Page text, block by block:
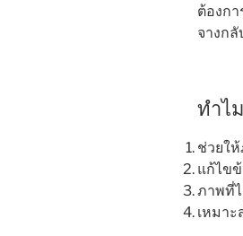
ต้องก
จางก
ทำไ
ช่วยใ
แก้ไข
ภาพที่
เหมา